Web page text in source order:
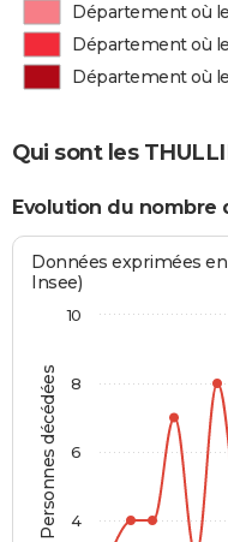
Département où
Département où
Département où
Qui sont les
Evolution du nombre
Personnes décédées
Données exprimées
Insee)
4
6
8
10